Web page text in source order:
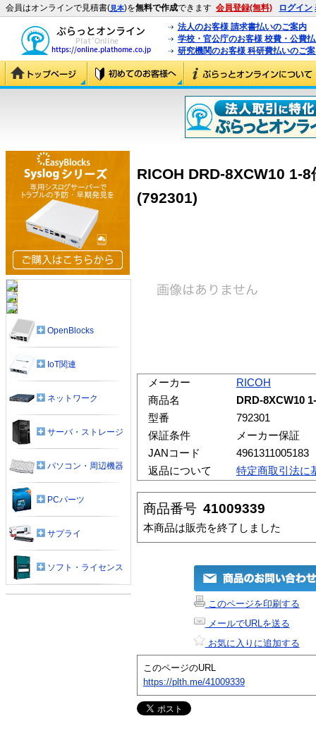
会員はオンラインで見積書(見本)を無料で作成できます 会員登録(無料) ログイン
法人のお客様 請求書払いのご案内
学校・官公庁のお客様 校費・公費
研究機関のお客様 科研費払いのご
RICOH DRD-8XCW10 1-
(792301)
メーカー
RICOH
商品名
DRD-8XCW10
型番
792301
保証条件
メーカー保証
JANコード
4961311005183
返品について
特定商取引法に
商品番号 41009339
本商品は販売を終了しました
このページを印刷する
メールでURLを送る
お気に入りに追加する
このページのURL
https://plth.me/41009339
OpenBlocks
IoT関連
ネットワーク
サーバ・ストレージ
パソコン・周辺機器
PCパーツ
サプライ
ソフト・ライセンス